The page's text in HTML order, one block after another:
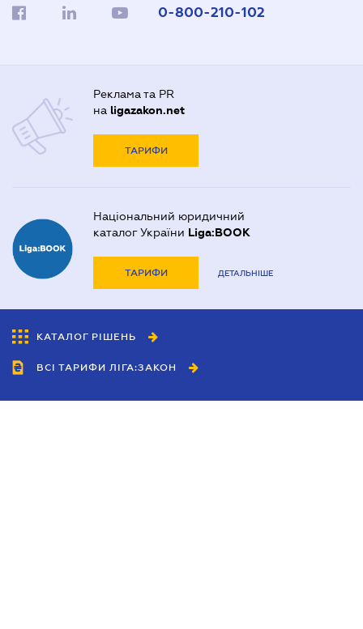
0-800-210-102
Реклама та PR
на ligazakon.net
ТАРИФИ
Національний юридичний
каталог України Liga:BOOK
ТАРИФИ ДЕТАЛЬНІШЕ
КАТАЛОГ РІШЕНЬ
ВСІ ТАРИФИ ЛІГА:ЗАКОН